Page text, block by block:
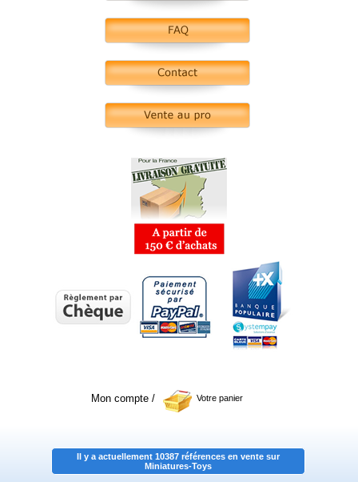
Mon compte / Votre panier
Il y a actuellement 10387 références en vente sur
Miniatures-Toys